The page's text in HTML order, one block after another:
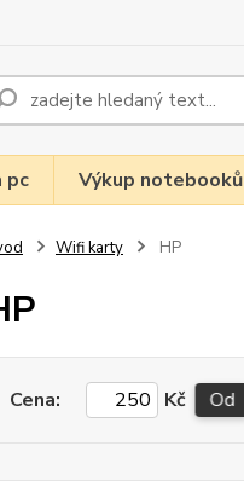
pc Výkup notebooků
Wifi karty HP
Cena: Kč Od